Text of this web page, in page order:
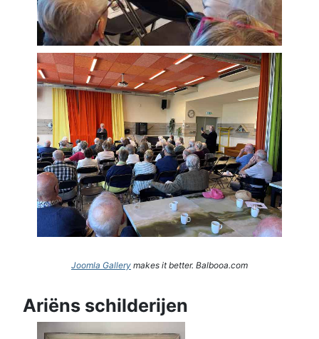
Joomla Gallery makes it better. Balbooa.com
Ariëns schilderijen